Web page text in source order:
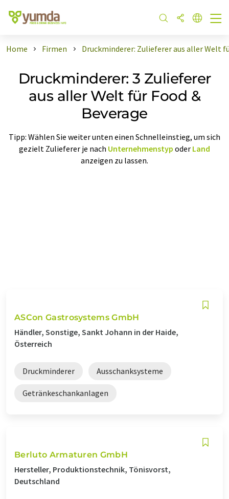
Home Firmen Druckminderer: Zulieferer aus aller Welt
Druckminderer: 3 Zulieferer
aus aller Welt für Food &
Beverage
Tipp: Wählen Sie weiter unten einen Schnelleinstieg, um sich
gezielt Zulieferer je nach Unternehmenstyp oder Land
anzeigen zu lassen.
ASCon Gastrosystems GmbH
Händler, Sonstige, Sankt Johann in der Haide,
Österreich
Druckminderer Ausschanksysteme
Getränkeschankanlagen
Berluto Armaturen GmbH
Hersteller, Produktionstechnik, Tönisvorst,
Deutschland